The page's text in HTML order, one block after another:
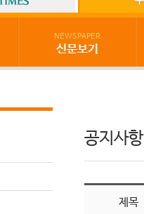
NEWSPAPER
신문보기
공지사항
제목